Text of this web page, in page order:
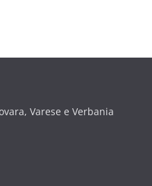
Varese e Verbania